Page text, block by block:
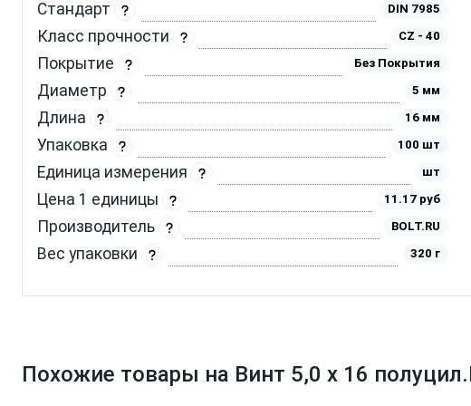
Стандарт DIN 7985
Класс прочности CZ - 40
Покрытие Без Покрытия
Диаметр 5 мм
Длина 16 мм
Упаковка 100 шт
Единица измерения шт
Цена 1 единицы 11.17 руб
Производитель BOLT.RU
Вес упаковки 320 г
Похожие товары на Винт 5,0 х 16